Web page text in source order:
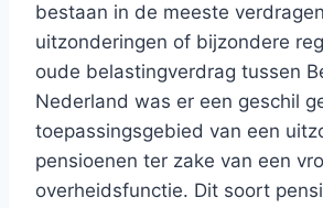
bestaan in de meeste
uitzonderingen of bijzondere
oude belastingverdrag tussen
Nederland was er een geschil
toepassingsgebied van een
pensioenen ter zake van een
overheidsfunctie. Dit soort